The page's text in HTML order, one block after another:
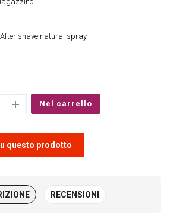
After shave natural spray
questo prodotto
RECENSIONI